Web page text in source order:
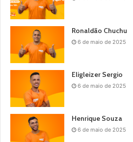
Ronaldão Chuchu
6 de maio de 2025
Eligleizer Sergio
6 de maio de 2025
Henrique Souza
6 de maio de 2025